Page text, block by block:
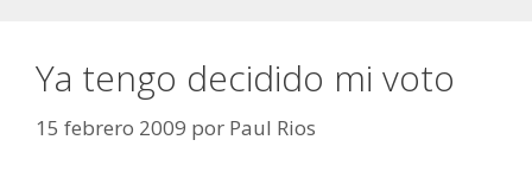
Ya tengo decidido mi voto
15 febrero 2009 por Paul Rios